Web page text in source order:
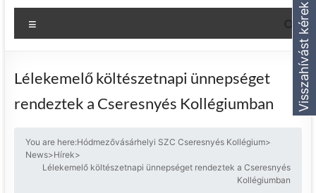
Lélekemelő költészetnapi ünnepséget
rendeztek a Cseresnyés Kollégiumban
You are here:Hódmezővásárhelyi SZC Cseresnyés Kollégium>
News>Hírek>
Lélekemelő költészetnapi ünnepséget rendeztek a Cseresnyés
Kollégiumban
Visszahívást kérek